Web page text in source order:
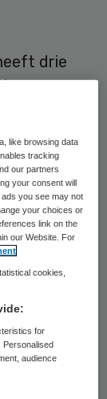
drie
een van
website
acht
De
twee
like browsing data
tracking
our partners
your consent will
you see may not
your choices or
link on the
our Website. For
cookies,
for
Personalised
audience